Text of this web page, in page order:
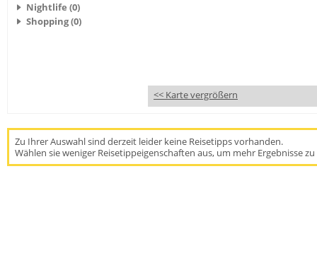
Nightlife (0)
Shopping (0)
<< Karte vergrößern
Zu Ihrer Auswahl sind derzeit leider keine Reisetipps vorhanden.
Wählen sie weniger Reisetippeigenschaften aus, um mehr Ergebnisse